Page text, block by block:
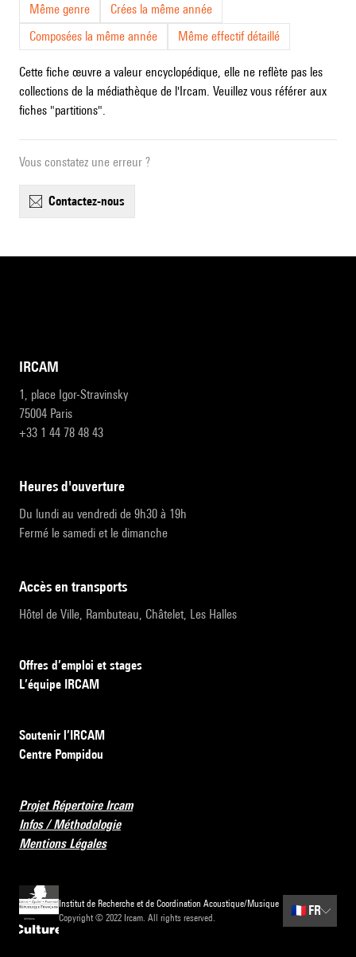
Même genre
Crées la même année
Composées la même année
Même effectif détaillé
Cette fiche œuvre a valeur encyclopédique, elle ne reflète pas les
collections de la médiathèque de l'Ircam. Veuillez vous référer aux
fiches "partitions".
Vous constatez une erreur ?
contactez-nous
IRCAM
1, place Igor-Stravinsky
75004 Paris
+33 1 44 78 48 43
heures d'ouverture
Du lundi au vendredi de 9h30 à 19h
Fermé le samedi et le dimanche
accès en transports
Hôtel de Ville, Rambuteau, Châtelet, Les Halles
Offres d’emploi et stages
L’équipe IRCAM
Soutenir l’IRCAM
Centre Pompidou
Projet Répertoire Ircam
Infos / Méthodologie
Mentions Légales
Institut de Recherche et de Coordination Acoustique/Musique
Copyright © 2022 Ircam. All rights reserved.
🇫🇷 FR